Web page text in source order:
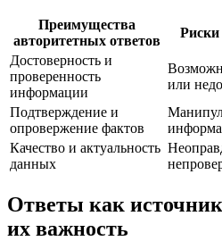
Преимущества
авторитетных ответов
Риски
Достоверность и
проверенность
информации
или
Подтверждение и
опровержение фактов
Качество и актуальность
данных
Ответы как
их важность